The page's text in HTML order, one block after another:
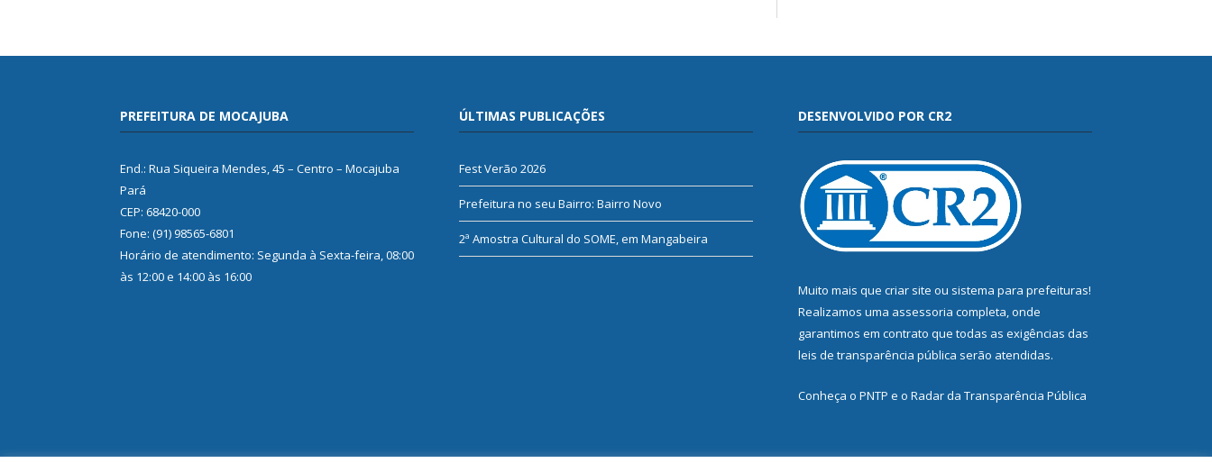
PREFEITURA DE MOCAJUBA
End.: Rua Siqueira Mendes, 45 – Centro – Mocajuba
Pará
CEP: 68420-000
Fone: (91) 98565-6801
Horário de atendimento: Segunda à Sexta-feira, 08:00
às 12:00 e 14:00 às 16:00
ÚLTIMAS PUBLICAÇÕES
Fest Verão 2026
Prefeitura no seu Bairro: Bairro Novo
2ª Amostra Cultural do SOME, em Mangabeira
DESENVOLVIDO POR CR2
Muito mais que criar site ou sistema para prefeituras!
Realizamos uma assessoria completa, onde
garantimos em contrato que todas as exigências das
leis de transparência pública serão atendidas.
Conheça o PNTP e o Radar da Transparência Pública